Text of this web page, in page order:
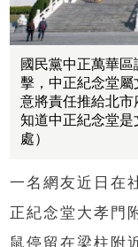
國民黨中正萬華
擊，中正紀念堂屬
意將責任推給北
知道中正紀念堂
處）
一名網友近日在
正紀念堂大孝門
鼠停留在梁柱附